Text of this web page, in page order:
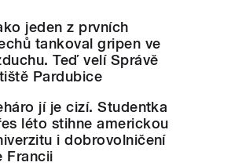
jeden z prvních
tankoval gripen ve
Teď velí Správě
Pardubice
jí je cizí. Studentka
léto stihne americkou
i dobrovolničení
Francii